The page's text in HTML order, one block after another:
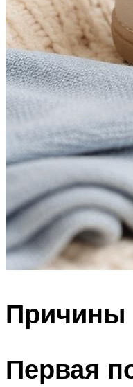
Причины
Первая